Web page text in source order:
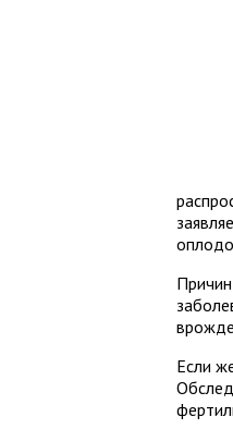
Если